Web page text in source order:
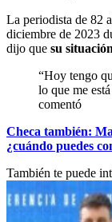
La periodista de 82
diciembre de 2023
dijo que su
“Hoy tengo
lo que me
comentó
Checa también:
¿cuándo puedes
También te puede